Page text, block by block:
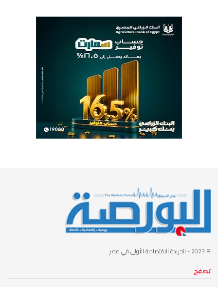
© 2023 - الجريدة الاقتصادية الأولى في مصر
تصفح